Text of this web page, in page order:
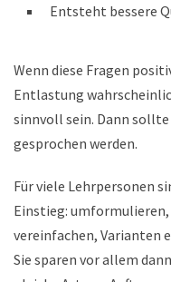
Entsteht bessere
Wenn diese Fragen
Entlastung
sinnvoll sein. Dann
gesprochen werden.
Für viele Lehrpersonen
Einstieg:
vereinfachen, Varianten
Sie sparen vor allem